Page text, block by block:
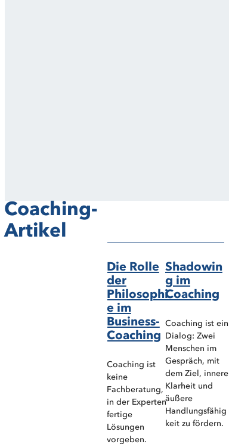
Coaching-
Artikel
Die Rolle
der
Philosophi
e im
Business-
Coaching
Coaching ist
keine
Fachberatung,
in der Experten
fertige
Lösungen
vorgeben.
Shadowin
g im
Coaching
Coaching ist ein
Dialog: Zwei
Menschen im
Gespräch, mit
dem Ziel, innere
Klarheit und
äußere
Handlungsfähig
keit zu fördern.